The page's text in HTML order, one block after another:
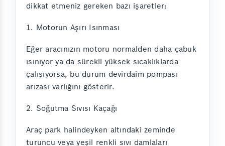
dikkat etmeniz gereken bazı işaretler:
1. Motorun Aşırı Isınması
Eğer aracınızın motoru normalden daha çabuk
ısınıyor ya da sürekli yüksek sıcaklıklarda
çalışıyorsa, bu durum devirdaim pompası
arızası varlığını gösterir.
2. Soğutma Sıvısı Kaçağı
Araç park halindeyken altındaki zeminde
turuncu veya yeşil renkli sıvı damlaları